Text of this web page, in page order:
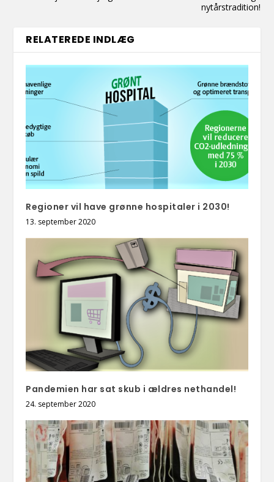
nytårstradition!
RELATEREDE INDLÆG
Regioner vil have grønne hospitaler i 2030!
13. september 2020
Pandemien har sat skub i ældres nethandel!
24. september 2020